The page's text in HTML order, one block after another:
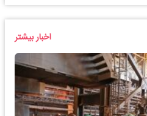
اخبار بیشتر